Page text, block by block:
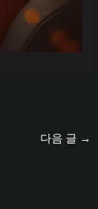
다음 글 →